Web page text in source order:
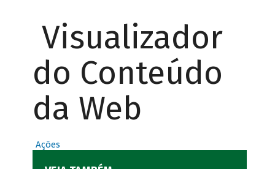
Visualizador
do Conteúdo
da Web
Ações